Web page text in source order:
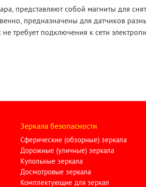
представляют собой магниты для
предназначены для датчиков
требует подключения к сети
Зеркала безопасности
Сферические (обзорные) зеркала
Дорожные (уличные) зеркала
Купольные зеркала
Досмотровые зеркала
Комплектующие для зеркал